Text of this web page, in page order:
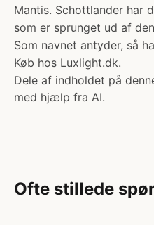
Mantis. Schottlander har
som er sprunget ud af
Som navnet antyder, så
Køb hos Luxlight.dk.
Dele af indholdet på
med hjælp fra AI.
Ofte stillede